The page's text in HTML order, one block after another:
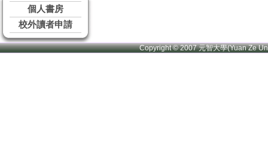
個人書房
校外讀者申請
Copyright © 2007 元智大學(Yuan Ze